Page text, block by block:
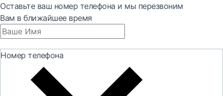
Оставьте ваш номер телефона и мы перезвоним
Вам в ближайшее время
Номер телефона